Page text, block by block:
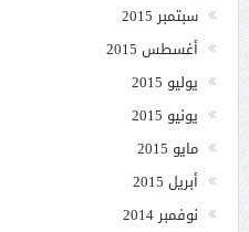
سبتمبر 2015
أغسطس 2015
يوليو 2015
يونيو 2015
مايو 2015
أبريل 2015
نوفمبر 2014